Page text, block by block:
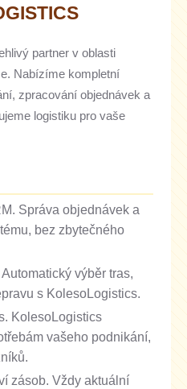
partner v oblasti
Nabízíme kompletní
zpracování objednávek a
logistiku pro vaše
Správa objednávek a
bez zbytečného
výběr tras,
s KolesoLogistics.
KolesoLogistics
vašeho podnikání,
zásob. Vždy aktuální